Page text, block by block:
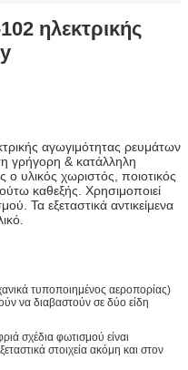
ηλεκτρικής
αγωγιμότητας ρευμάτων
γρήγορη & κατάλληλη
ο υλικός χωριστός, ποιοτικός
καθεξής. Χρησιμοποιεί
Τα εξεταστικά αντικείμενα
τυποποιημένος αεροπορίας)
να διαβαστούν σε δύο είδη
σχέδια φωτισμού είναι
στοιχεία ακόμη και στον